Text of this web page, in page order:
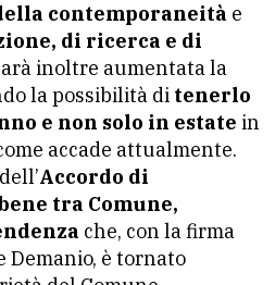
contemporaneità e
di ricerca e di
inoltre aumentata la
la possibilità di tenerlo
e non solo in estate in
accade attualmente.
Accordo di
tra Comune,
che, con la firma
Demanio, è tornato